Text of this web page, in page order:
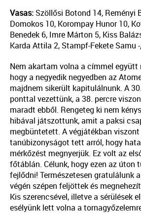
Vasas: Szöllősi Botond 14, Reményi
Domokos 10, Korompay Hunor 10,
Benedek 6, Imre Márton 5, Kiss
Karda Attila 2, Stampf-Fekete Samu
Nem akartam volna a címmel együtt
hogy a negyedik negyedben az
majdnem sikerült kapitulálnunk. A
ponttal vezettünk, a 38. percre
maradt ebből. Rengeteg ki nem
hibával játszottunk, amit a paksi
megbüntetett. A végjátékban
tanúbizonyságot tett arról, hogy
mérkőzést megnyerjük. Ez volt az
főtáblán. Célunk, hogy ezen az úton
fejlődni! Természetesen gratulálunk
végén szépen feljöttek és
Kis szerencsével, illetve a sérülések
esélyünk lett volna a